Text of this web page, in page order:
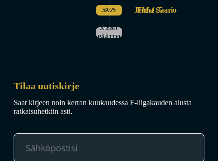
59:25 TM 1-5
Jenna Saario
3. ERÄ
PÄÄTTYI
Tilaa uutiskirje
Saat kirjeen noin kerran kuukaudessa F-liigakauden alusta
ratkaisuhetkiin asti.